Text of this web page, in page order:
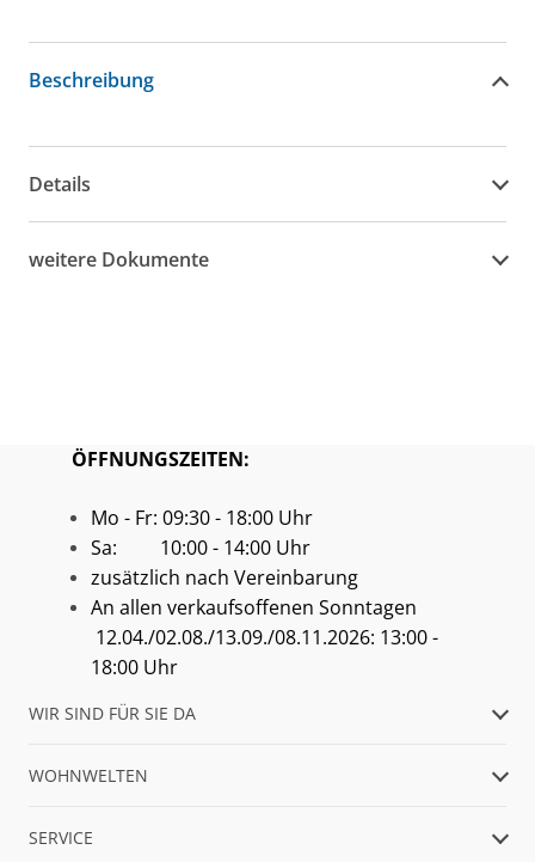
Beschreibung
Details
weitere Dokumente
ÖFFNUNGSZEITEN:
Mo - Fr: 09:30 - 18:00 Uhr
Sa: 10:00 - 14:00 Uhr
zusätzlich nach Vereinbarung
An allen verkaufsoffenen Sonntagen
12.04./02.08./13.09./08.11.2026: 13:00 -
18:00 Uhr
WIR SIND FÜR SIE DA
WOHNWELTEN
SERVICE